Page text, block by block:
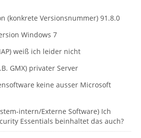
(konkrete Versionsnummer) 91.8.0
Windows 7
weiß ich leider nicht
GMX) privater Server
keine ausser Microsoft
intern/Externe Software) Ich
Essentials beinhaltet das auch?